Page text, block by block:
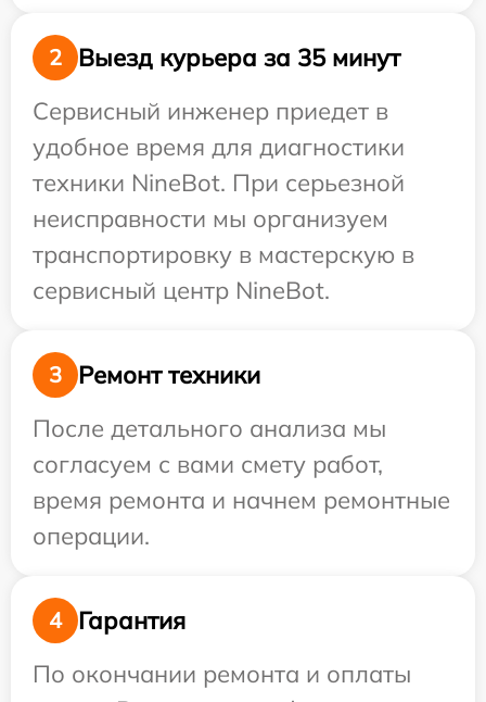
2
Выезд курьера за 35 минут
Сервисный инженер приедет в
удобное время для диагностики
техники NineBot. При серьезной
неисправности мы организуем
транспортировку в мастерскую в
сервисный центр NineBot.
3
Ремонт техники
После детального анализа мы
согласуем с вами смету работ,
время ремонта и начнем ремонтные
операции.
4
Гарантия
По окончании ремонта и оплаты